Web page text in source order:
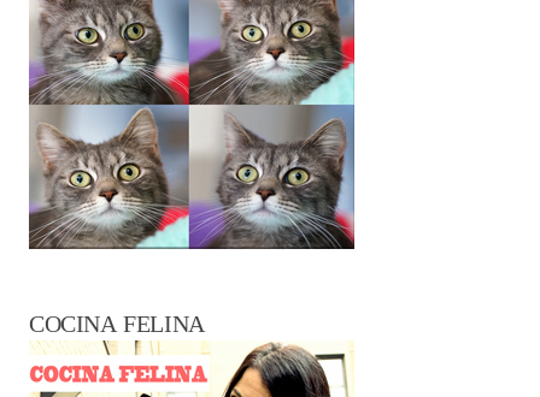
COCINA FELINA